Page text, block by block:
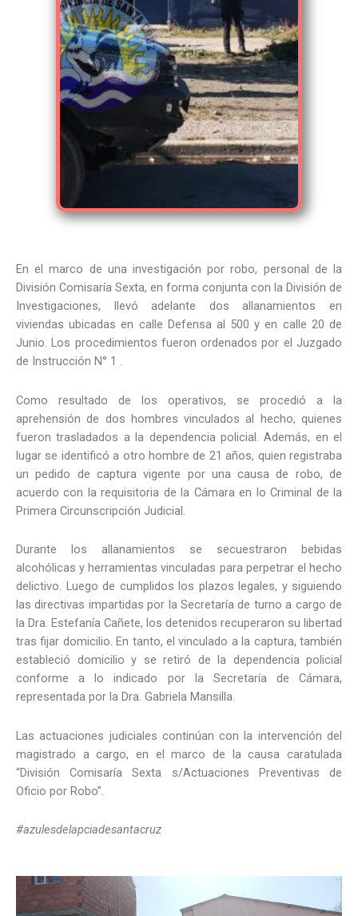
En el marco de una investigación por robo, personal de la
División Comisaría Sexta, en forma conjunta con la División de
Investigaciones, llevó adelante dos allanamientos en
viviendas ubicadas en calle Defensa al 500 y en calle 20 de
Junio. Los procedimientos fueron ordenados por el Juzgado
de Instrucción N° 1 .
Como resultado de los operativos, se procedió a la
aprehensión de dos hombres vinculados al hecho, quienes
fueron trasladados a la dependencia policial. Además, en el
lugar se identificó a otro hombre de 21 años, quien registraba
un pedido de captura vigente por una causa de robo, de
acuerdo con la requisitoria de la Cámara en lo Criminal de la
Primera Circunscripción Judicial.
Durante los allanamientos se secuestraron bebidas
alcohólicas y herramientas vinculadas para perpetrar el hecho
delictivo. Luego de cumplidos los plazos legales, y siguiendo
las directivas impartidas por la Secretaría de turno a cargo de
la Dra. Estefanía Cañete, los detenidos recuperaron su libertad
tras fijar domicilio. En tanto, el vinculado a la captura, también
estableció domicilio y se retiró de la dependencia policial
conforme a lo indicado por la Secretaría de Cámara,
representada por la Dra. Gabriela Mansilla.
Las actuaciones judiciales continúan con la intervención del
magistrado a cargo, en el marco de la causa caratulada
“División Comisaría Sexta s/Actuaciones Preventivas de
Oficio por Robo”.
#azulesdelapciadesantacruz